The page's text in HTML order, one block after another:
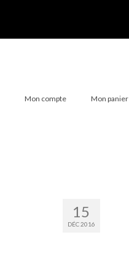
Mon compte Mon panier
15
DÉC 2016